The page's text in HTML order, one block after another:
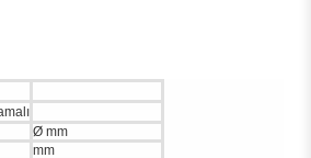
Ø mm
mm